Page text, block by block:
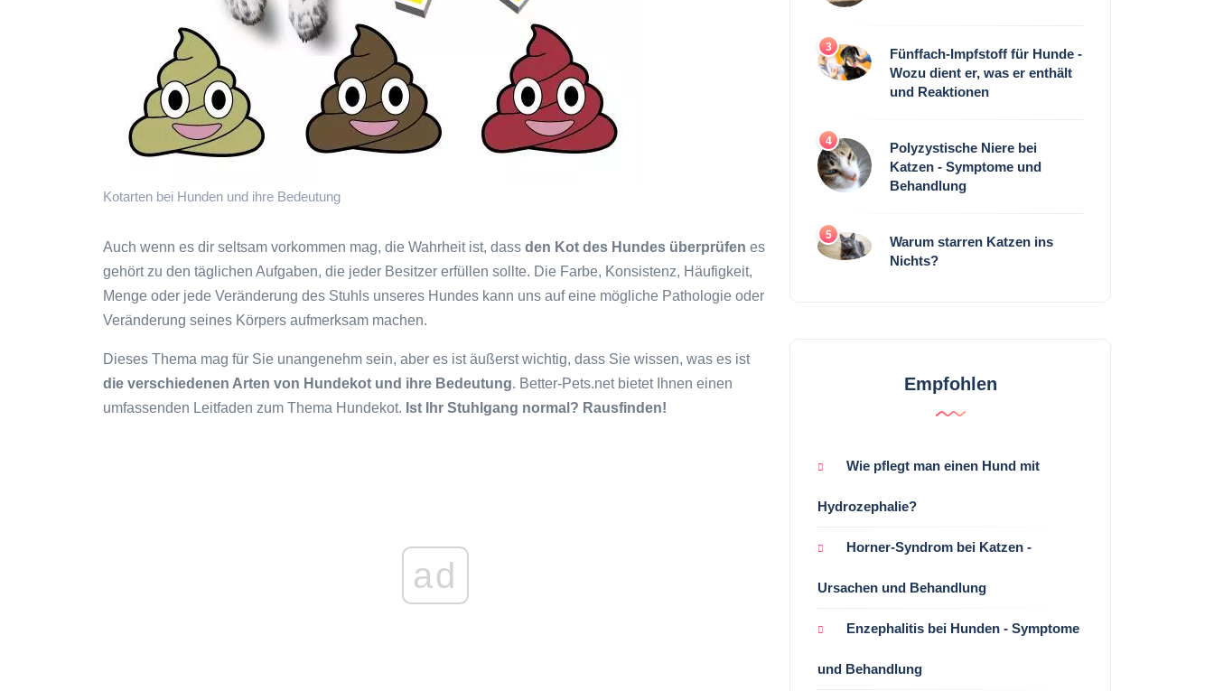
Kotarten bei Hunden und ihre Bedeutung
Auch wenn es dir seltsam vorkommen mag, die Wahrheit ist, dass den Kot des Hundes überprüfen es
gehört zu den täglichen Aufgaben, die jeder Besitzer erfüllen sollte. Die Farbe, Konsistenz, Häufigkeit,
Menge oder jede Veränderung des Stuhls unseres Hundes kann uns auf eine mögliche Pathologie oder
Veränderung seines Körpers aufmerksam machen.
Dieses Thema mag für Sie unangenehm sein, aber es ist äußerst wichtig, dass Sie wissen, was es ist
die verschiedenen Arten von Hundekot und ihre Bedeutung. Better-Pets.net bietet Ihnen einen
umfassenden Leitfaden zum Thema Hundekot. Ist Ihr Stuhlgang normal? Rausfinden!
ad
3
Fünffach-Impfstoff für Hunde -
Wozu dient er, was er enthält
und Reaktionen
4
Polyzystische Niere bei
Katzen - Symptome und
Behandlung
5
Warum starren Katzen ins
Nichts?
Empfohlen
Wie pflegt man einen Hund mit
Hydrozephalie?
Horner-Syndrom bei Katzen -
Ursachen und Behandlung
Enzephalitis bei Hunden - Symptome
und Behandlung